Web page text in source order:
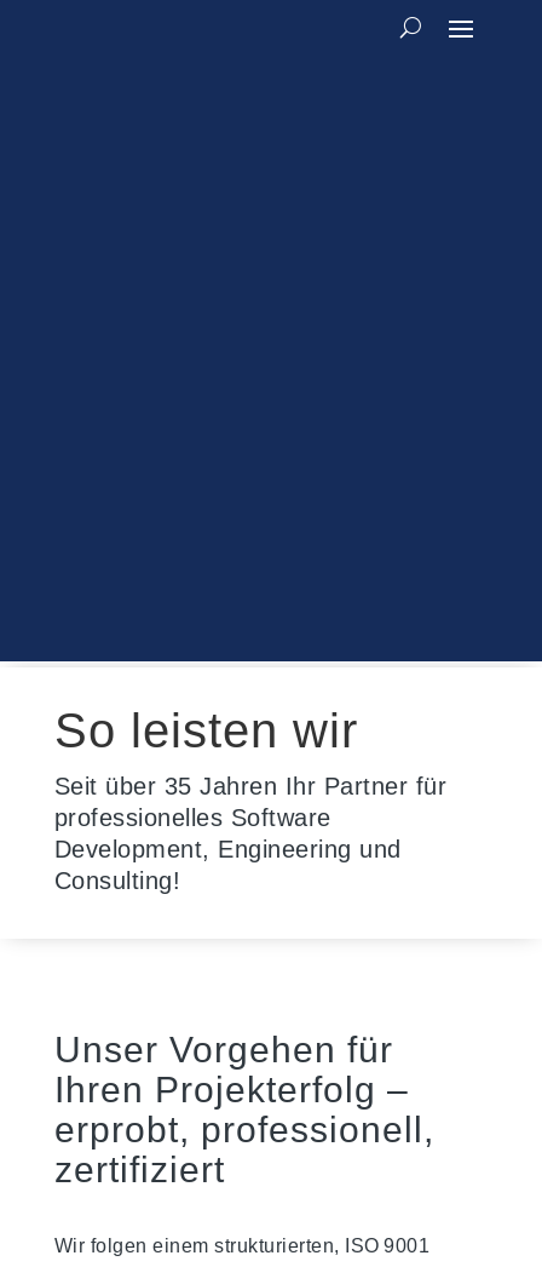
So leisten wir
Seit über 35 Jahren Ihr Partner für
professionelles Software
Development, Engineering und
Consulting!
Unser Vorgehen für
Ihren Projekterfolg –
erprobt, professionell,
zertifiziert
Wir folgen einem strukturierten, ISO 9001